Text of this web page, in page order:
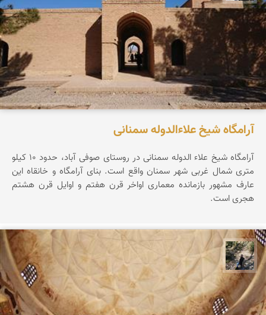
آرامگاه شیخ علاءالدوله سمنانی
آرامگاه شیخ علاء الدوله سمنانی در روستای صوفی آباد، حدود ۱۰ کیلو
متری شمال غربی شهر سمنان واقع است. بنای آرامگاه و خانقاه این
عارف مشهور بازمانده معماری اواخر قرن هفتم و اوایل قرن هشتم
هجری است.
مونا سلطانی